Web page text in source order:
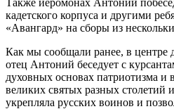
кадетского корпуса и другими
«Авангард» на сборы из
Как мы сообщали ранее, в центре
отец Антоний беседует с
духовных основах патриотизма и
великих святых разных столетий
укрепляла русских воинов и